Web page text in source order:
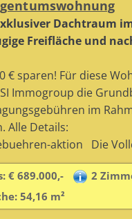
Dachtraum
Freifläche und
€ sparen! Für diese
Immogroup die
im
Alle Details:
aktion Die
€ 689.000,-
2
54,16 m²